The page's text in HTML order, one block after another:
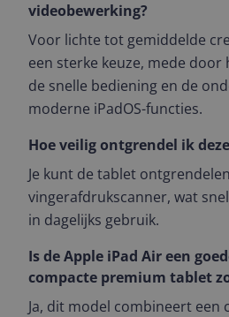
videobewerking?
Voor lichte tot gemiddelde
een sterke keuze, mede door
de snelle bediening en de
moderne iPadOS-functies.
Hoe veilig ontgrendel ik
Je kunt de tablet
vingerafdrukscanner, wat
in dagelijks gebruik.
Is de Apple iPad Air een
compacte premium tablet
Ja, dit model combineert een